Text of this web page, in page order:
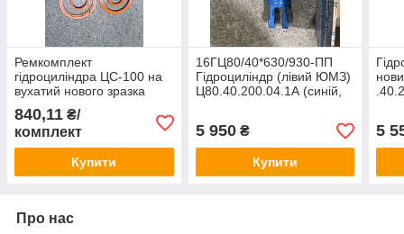
Ремкомплект
гідроциліндра ЦС-100 на
вухатий нового зразка
поліуретанові манжети
840,11 ₴/
комплект
Купити
16ГЦ80/40*630/930-ПП
Гідроциліндр (лівий ЮМЗ)
Ц80.40.200.04.1А (синій,
5 950₴
Купити
5
Про нас